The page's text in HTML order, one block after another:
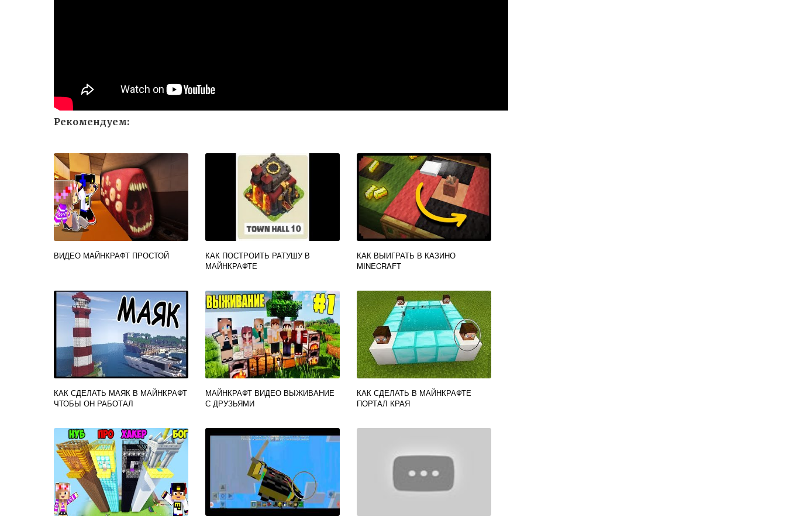
Рекомендуем:
ВИДЕО МАЙНКРАФТ ПРОСТОЙ
КАК ПОСТРОИТЬ РАТУШУ В
МАЙНКРАФТЕ
КАК ВЫИГРАТЬ В КАЗИНО
MINECRAFT
КАК СДЕЛАТЬ МАЯК В МАЙНКРАФТ
ЧТОБЫ ОН РАБОТАЛ
МАЙНКРАФТ ВИДЕО ВЫЖИВАНИЕ
С ДРУЗЬЯМИ
КАК СДЕЛАТЬ В МАЙНКРАФТЕ
ПОРТАЛ КРАЯ